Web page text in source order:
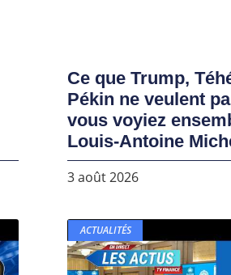
Ce que Trump,
Pékin ne veulent
vous voyiez
Louis-Antoine
3 août 2026
ACTUALITÉS